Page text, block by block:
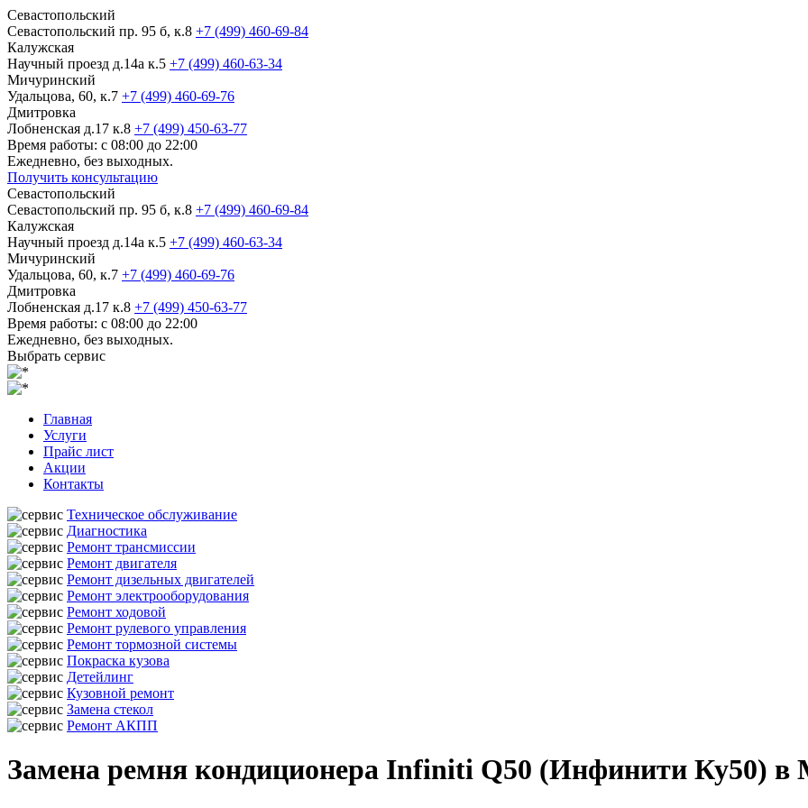
Севастопольский
Севастопольский пр. 95 б, к.8 +7 (499) 460-69-84
Калужская
Научный проезд д.14а к.5 +7 (499) 460-63-34
Мичуринский
Удальцова, 60, к.7 +7 (499) 460-69-76
Дмитровка
Лобненская д.17 к.8 +7 (499) 450-63-77
Время работы: с 08:00 до 22:00
Ежедневно, без выходных.
Получить консультацию
Севастопольский
Севастопольский пр. 95 б, к.8 +7 (499) 460-69-84
Калужская
Научный проезд д.14а к.5 +7 (499) 460-63-34
Мичуринский
Удальцова, 60, к.7 +7 (499) 460-69-76
Дмитровка
Лобненская д.17 к.8 +7 (499) 450-63-77
Время работы: с 08:00 до 22:00
Ежедневно, без выходных.
Выбрать сервис
Главная
Услуги
Прайс лист
Акции
Контакты
Техническое обслуживание
Диагностика
Ремонт трансмиссии
Ремонт двигателя
Ремонт дизельных двигателей
Ремонт электрооборудования
Ремонт ходовой
Ремонт рулевого управления
Ремонт тормозной системы
Покраска кузова
Детейлинг
Кузовной ремонт
Замена стекол
Ремонт АКПП
Замена ремня кондиционера Infiniti Q50 (Инфинити Ку50) в